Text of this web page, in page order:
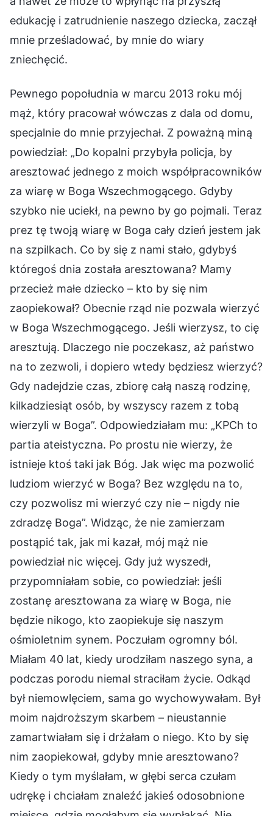
edukację i zatrudnienie naszego dziecka, zaczął
mnie prześladować, by mnie do wiary
zniechęcić.
Pewnego popołudnia w marcu 2013 roku mój
mąż, który pracował wówczas z dala od domu,
specjalnie do mnie przyjechał. Z poważną miną
powiedział: „Do kopalni przybyła policja, by
aresztować jednego z moich współpracowników
za wiarę w Boga Wszechmogącego. Gdyby
szybko nie uciekł, na pewno by go pojmali. Teraz
prez tę twoją wiarę w Boga cały dzień jestem jak
na szpilkach. Co by się z nami stało, gdybyś
któregoś dnia została aresztowana? Mamy
przecież małe dziecko – kto by się nim
zaopiekował? Obecnie rząd nie pozwala wierzyć
w Boga Wszechmogącego. Jeśli wierzysz, to cię
aresztują. Dlaczego nie poczekasz, aż państwo
na to zezwoli, i dopiero wtedy będziesz wierzyć?
Gdy nadejdzie czas, zbiorę całą naszą rodzinę,
kilkadziesiąt osób, by wszyscy razem z tobą
wierzyli w Boga”. Odpowiedziałam mu: „KPCh to
partia ateistyczna. Po prostu nie wierzy, że
istnieje ktoś taki jak Bóg. Jak więc ma pozwolić
ludziom wierzyć w Boga? Bez względu na to,
czy pozwolisz mi wierzyć czy nie – nigdy nie
zdradzę Boga”. Widząc, że nie zamierzam
postąpić tak, jak mi kazał, mój mąż nie
powiedział nic więcej. Gdy już wyszedł,
przypomniałam sobie, co powiedział: jeśli
zostanę aresztowana za wiarę w Boga, nie
będzie nikogo, kto zaopiekuje się naszym
ośmioletnim synem. Poczułam ogromny ból.
Miałam 40 lat, kiedy urodziłam naszego syna, a
podczas porodu niemal straciłam życie. Odkąd
był niemowlęciem, sama go wychowywałam. Był
moim najdroższym skarbem – nieustannie
zamartwiałam się i drżałam o niego. Kto by się
nim zaopiekował, gdyby mnie aresztowano?
Kiedy o tym myślałam, w głębi serca czułam
udrękę i chciałam znaleźć jakieś odosobnione